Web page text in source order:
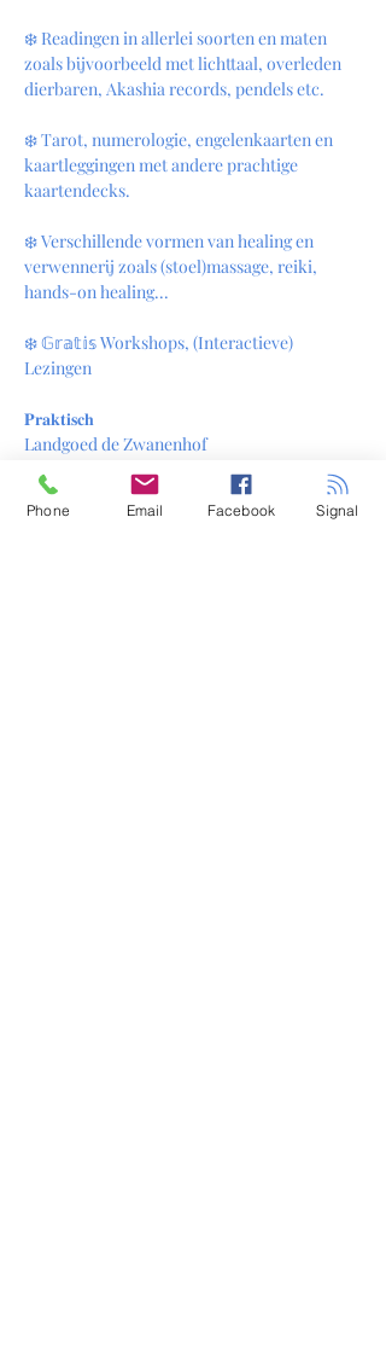
❄️ Readingen in allerlei soorten en maten
zoals bijvoorbeeld met lichttaal, overleden
dierbaren, Akashia records, pendels etc.
❄️ Tarot, numerologie, engelenkaarten en
kaartleggingen met andere prachtige
kaartendecks.
❄️ Verschillende vormen van healing en
verwennerij zoals (stoel)massage, reiki,
hands-on healing...
❄️ 𝔾𝕣𝕒𝕥𝕚𝕤 Workshops, (Interactieve)
Lezingen
𝐏𝐫𝐚𝐤𝐭𝐢𝐬𝐜𝐡
Landgoed de Zwanenhof
Retraitehuisweg 6
7625 SL Zenderen
Phone Email Facebook Signal